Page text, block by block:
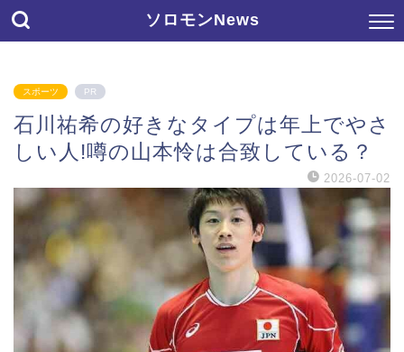
ソロモンNews
スポーツ PR
石川祐希の好きなタイプは年上でやさ
しい人!噂の山本怜は合致している？
2026-07-02